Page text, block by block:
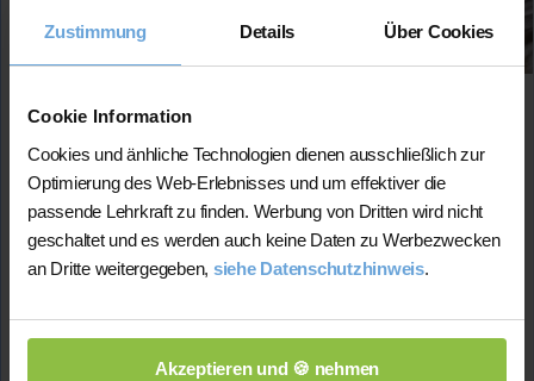
Zustimmung Details Über Cookies
Cookie Information
Cookies und änhliche Technologien dienen ausschließlich zur
Optimierung des Web-Erlebnisses und um effektiver die
passende Lehrkraft zu finden. Werbung von Dritten wird nicht
geschaltet und es werden auch keine Daten zu Werbezwecken
an Dritte weitergegeben, siehe Datenschutzhinweis.
Akzeptieren und 🍪 nehmen
Mathematik (bis 4. Kl.)
Englisch (bis 7. Kl.)
Spanisch (bis 7. Kl.)
Preis:
45 Min. / 24 Euro (je nach Niveau)
Ob Vokabeln, Grammatik, Zeiten oder kleine Texte –
sicherer im Englischunterricht zu werden. Ich erkläre
Studium:Studium in International Business Studies
Englisch-Noteim Abitur: 2-